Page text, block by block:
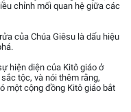
chỉnh mối quan hệ giữa các
của Chúa Giêsu là dấu hiệu
hiện diện của Kitô giáo ở
tộc, và nói thêm rằng,
một cộng đồng Kitô giáo bắt